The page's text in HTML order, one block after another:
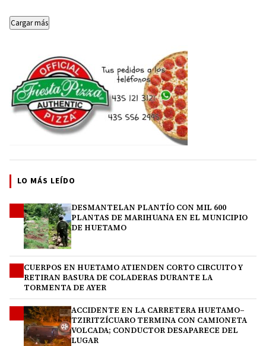
Cargar más
LO MÁS LEÍDO
DESMANTELAN PLANTÍO CON MIL 600
PLANTAS DE MARIHUANA EN EL MUNICIPIO
DE HUETAMO
CUERPOS EN HUETAMO ATIENDEN CORTO CIRCUITO Y
RETIRAN BASURA DE COLADERAS DURANTE LA
TORMENTA DE AYER
ACCIDENTE EN LA CARRETERA HUETAMO–
TZIRITZÍCUARO TERMINA CON CAMIONETA
VOLCADA; CONDUCTOR DESAPARECE DEL
LUGAR